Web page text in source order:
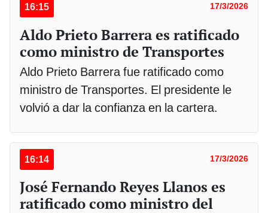
16:15 17/3/2026
Aldo Prieto Barrera es ratificado
como ministro de Transportes
Aldo Prieto Barrera fue ratificado como
ministro de Transportes. El presidente le
volvió a dar la confianza en la cartera.
16:14 17/3/2026
José Fernando Reyes Llanos es
ratificado como ministro del